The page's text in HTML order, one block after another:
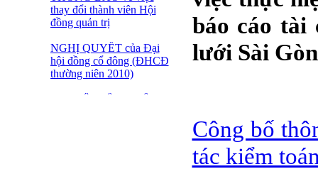
thay đổi thành viên Hội
đồng quản trị
NGHỊ QUYẾT của Đại
hội đồng cổ đông (ĐHCĐ
thường niên 2010)
báo cáo tài
lưới Sài
Công bố
tác kiểm